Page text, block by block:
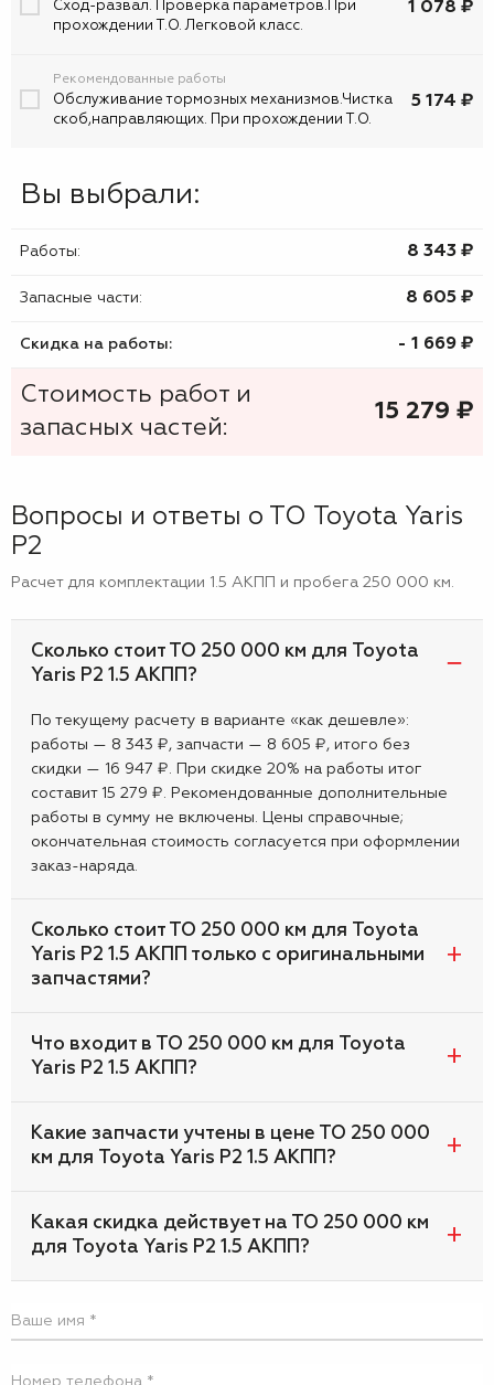
Сход-развал. Проверка параметров.При
прохождении Т.О. Легковой класс.
1 078 ₽
Рекомендованные работы
Обслуживание тормозных механизмов.Чистка
скоб,направляющих. При прохождении Т.О.
5 174 ₽
Вы выбрали:
Работы: 8 343 ₷
Запасные части: 8 605 ₷
Скидка на работы: - 1 669 ₷
Стоимость работ и
запасных частей:
15 279 ₷
Вопросы и ответы о ТО Toyota Yaris
P2
Расчет для комплектации 1.5 АКПП и пробега 250 000 км.
Сколько стоит ТО 250 000 км для Toyota
Yaris P2 1.5 АКПП?
По текущему расчету в варианте «как дешевле»:
работы — 8 343 ₽, запчасти — 8 605 ₽, итого без
скидки — 16 947 ₽. При скидке 20% на работы итог
составит 15 279 ₽. Рекомендованные дополнительные
работы в сумму не включены. Цены справочные;
окончательная стоимость согласуется при оформлении
заказ-наряда.
Сколько стоит ТО 250 000 км для Toyota
Yaris P2 1.5 АКПП только с оригинальными
запчастями?
Что входит в ТО 250 000 км для Toyota
Yaris P2 1.5 АКПП?
Какие запчасти учтены в цене ТО 250 000
км для Toyota Yaris P2 1.5 АКПП?
Какая скидка действует на ТО 250 000 км
для Toyota Yaris P2 1.5 АКПП?